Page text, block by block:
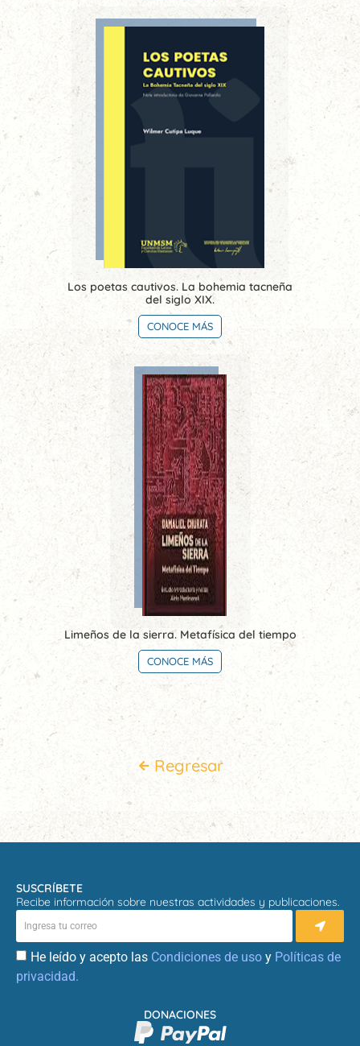
Los poetas cautivos. La bohemia tacneña
del siglo XIX.
CONOCE MÁS
Limeños de la sierra. Metafísica del tiempo
CONOCE MÁS
Regresar
SUSCRÍBETE
Recibe información sobre nuestras actividades y publicaciones.
He leído y acepto las Condiciones de uso y Políticas de
privacidad.
DONACIONES